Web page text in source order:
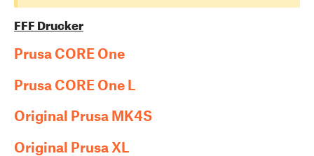
FFF Drucker
Prusa CORE One
Prusa CORE One L
Original Prusa MK4S
Original Prusa XL